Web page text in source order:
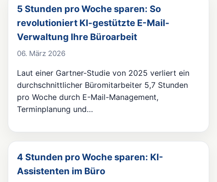
5 Stunden pro Woche sparen: So
revolutioniert KI-gestützte E-Mail-
Verwaltung Ihre Büroarbeit
06. März 2026
Laut einer Gartner-Studie von 2025 verliert ein
durchschnittlicher Büromitarbeiter 5,7 Stunden
pro Woche durch E-Mail-Management,
Terminplanung und…
4 Stunden pro Woche sparen: KI-
Assistenten im Büro